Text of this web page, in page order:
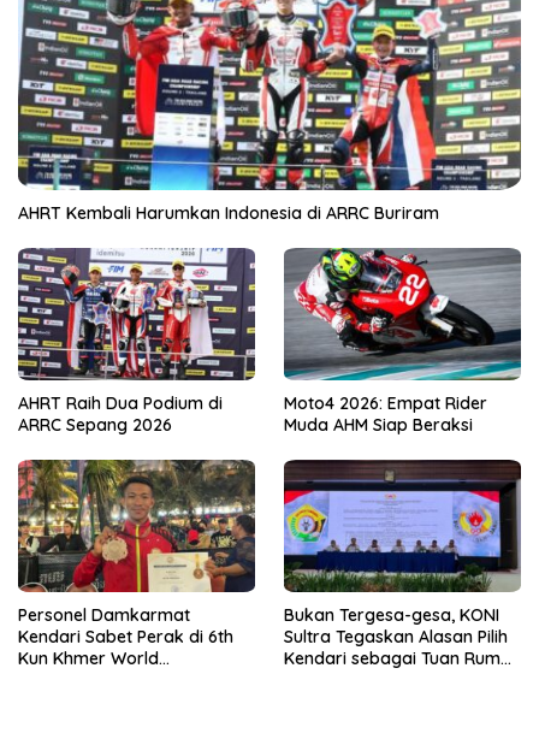
AHRT Kembali Harumkan Indonesia di ARRC Buriram
AHRT Raih Dua Podium di
ARRC Sepang 2026
Moto4 2026: Empat Rider
Muda AHM Siap Beraksi
Personel Damkarmat
Kendari Sabet Perak di 6th
Kun Khmer World
Bukan Tergesa-gesa, KONI
Sultra Tegaskan Alasan Pilih
Kendari sebagai Tuan Rumah